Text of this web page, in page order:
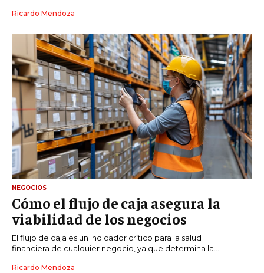
Ricardo Mendoza
NEGOCIOS
Cómo el flujo de caja asegura la
viabilidad de los negocios
El flujo de caja es un indicador crítico para la salud
financiera de cualquier negocio, ya que determina la...
Ricardo Mendoza